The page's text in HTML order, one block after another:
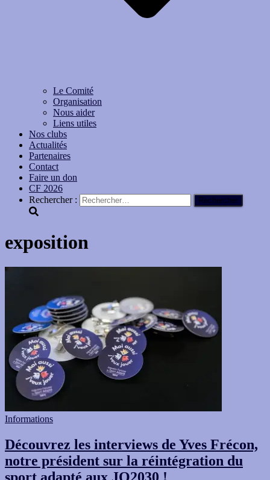
Le Comité
Organisation
Nous aider
Liens utiles
Nos clubs
Actualités
Partenaires
Contact
Faire un don
CF 2026
Rechercher :
exposition
Informations
Découvrez les interviews de Yves Frécon,
notre président sur la réintégration du
sport adapté aux JO2030 !